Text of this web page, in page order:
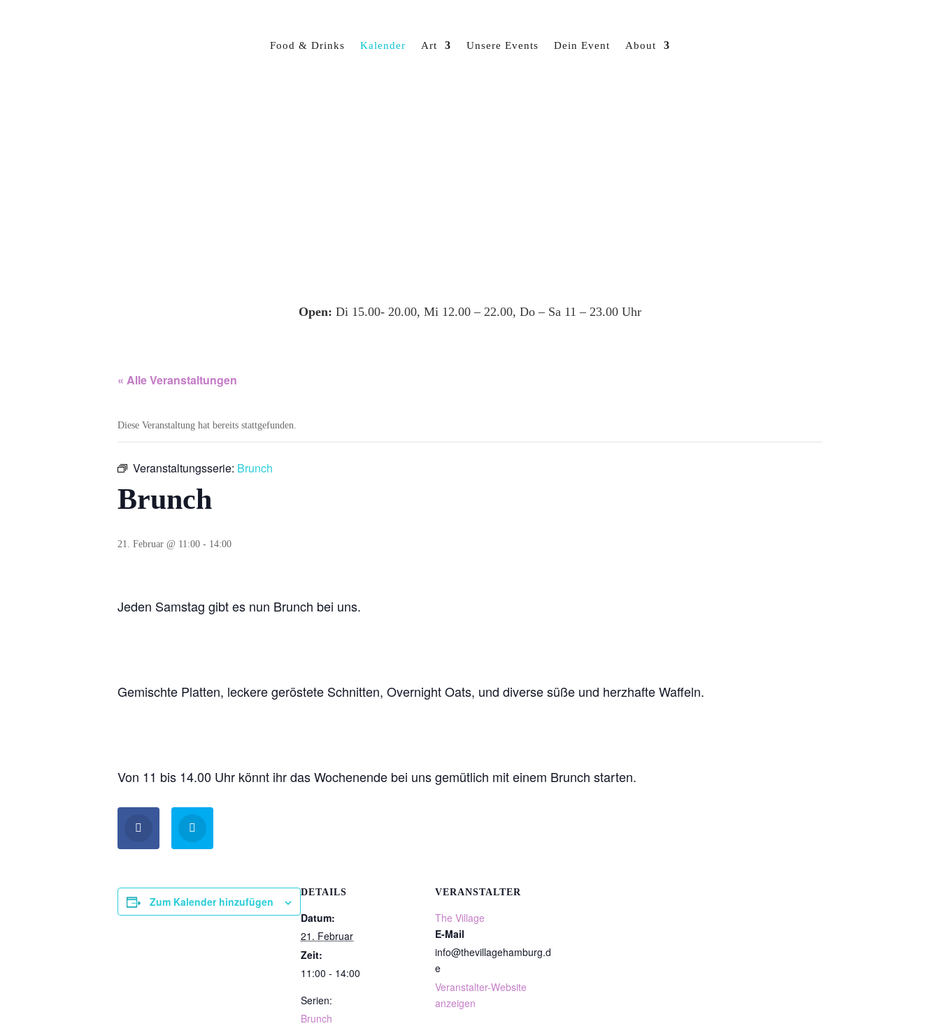
Food & Drinks Kalender Art Unsere Events Dein Event About
Open: Di 15.00- 20.00, Mi 12.00 – 22.00, Do – Sa 11 – 23.00 Uhr
« Alle Veranstaltungen
Diese Veranstaltung hat bereits stattgefunden.
Veranstaltungsserie: Brunch
Brunch
21. Februar @ 11:00 - 14:00
Jeden Samstag gibt es nun Brunch bei uns.
Gemischte Platten, leckere geröstete Schnitten, Overnight Oats, und diverse süße und herzhafte Waffeln.
Von 11 bis 14.00 Uhr könnt ihr das Wochenende bei uns gemütlich mit einem Brunch starten.
Zum Kalender hinzufügen
DETAILS
Datum:
21. Februar
Zeit:
11:00 - 14:00
Serien:
Brunch
VERANSTALTER
The Village
E-Mail
info@thevillagehamburg.d
e
Veranstalter-Website
anzeigen